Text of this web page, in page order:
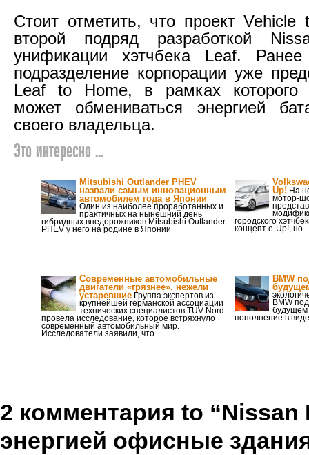
Стоит отметить, что проект Vehicle
второй подряд разработкой
унификации хэтчбека Leaf. Ранее
подразделение корпорации уже
Leaf to Home, в рамках которого
может обмениваться энергией
своего владельца.
Это интересно ...
Mitsubishi Outlander PHEV
назвали самым инновационным
автомобилем года в Японии
Один из наиболее проработанных и
практичных на нынешний день
гибридных внедорожников Mitsubishi Outlander
PHEV у него на родине в Японии
Up! На
мотор-
городского
концепт e-Up!, но
Современные автомобильные
двигатели «грязнее», нежели
устаревшие Группа экспертов из
крупнейшей германской ассоциации
технических специалистов TUV Nord
провела исследование, которое встряхнуло
современный автомобильный мир.
Исследователи заявили, что
BMW
BMW
будущем
пополнение в
2 комментария to “Nissan
энергией офисные